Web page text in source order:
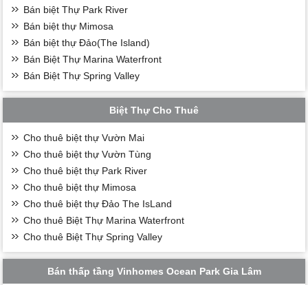
Bán biệt Thự Park River
Bán biệt thự Mimosa
Bán biệt thự Đảo(The Island)
Bán Biệt Thự Marina Waterfront
Bán Biệt Thự Spring Valley
Biệt Thự Cho Thuê
Cho thuê biệt thự Vườn Mai
Cho thuê biệt thự Vườn Tùng
Cho thuê biệt thự Park River
Cho thuê biệt thự Mimosa
Cho thuê biệt thự Đảo The IsLand
Cho thuê Biệt Thự Marina Waterfront
Cho thuê Biệt Thự Spring Valley
Bán thấp tầng Vinhomes Ocean Park Gia Lâm